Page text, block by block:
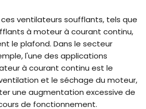
ventilateurs soufflants, tels que
à moteur à courant continu,
le plafond. Dans le secteur
l'une des applications
à courant continu est le
et le séchage du moteur,
une augmentation excessive de
de fonctionnement.